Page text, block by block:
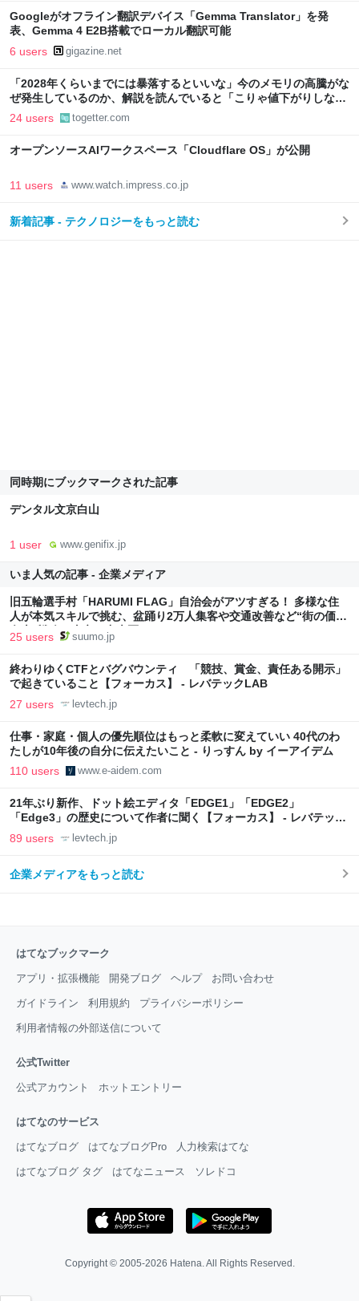
Googleがオフライン翻訳デバイス「Gemma Translator」を発
表、Gemma 4 E2B搭載でローカル翻訳可能
6 users gigazine.net
「2028年くらいまでには暴落するといいな」今のメモリの高騰がな
ぜ発生しているのか、解説を読んでいると「こりゃ値下がりしない
わ」と思う
24 users togetter.com
オープンソースAIワークスペース「Cloudflare OS」が公開
11 users www.watch.impress.co.jp
新着記事 - テクノロジーをもっと読む
同時期にブックマークされた記事
デンタル文京白山
1 user www.genifix.jp
いま人気の記事 - 企業メディア
旧五輪選手村「HARUMI FLAG」自治会がアツすぎる！ 多様な住
人が本気スキルで挑む、盆踊り2万人集客や交通改善など“街の価値
向上”戦略 東京・中央区
25 users suumo.jp
終わりゆくCTFとバグバウンティ 「競技、賞金、責任ある開示」
で起きていること【フォーカス】 - レバテックLAB
27 users levtech.jp
仕事・家庭・個人の優先順位はもっと柔軟に変えていい 40代のわ
たしが10年後の自分に伝えたいこと - りっすん by イーアイデム
110 users www.e-aidem.com
21年ぶり新作、ドット絵エディタ「EDGE1」「EDGE2」
「Edge3」の歴史について作者に聞く【フォーカス】 - レバテック
LAB
89 users levtech.jp
企業メディアをもっと読む
はてなブックマーク
アプリ・拡張機能 開発ブログ ヘルプ お問い合わせ
ガイドライン 利用規約 プライバシーポリシー
利用者情報の外部送信について
公式Twitter
公式アカウント ホットエントリー
はてなのサービス
はてなブログ はてなブログPro 人力検索はてな
はてなブログ タグ はてなニュース ソレドコ
Copyright © 2005-2026 Hatena. All Rights Reserved.